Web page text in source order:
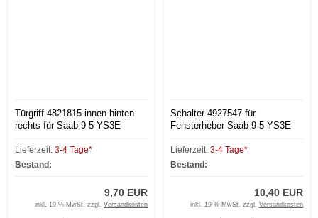
Türgriff 4821815 innen hinten
rechts für Saab 9-5 YS3E
Lieferzeit: 3-4 Tage*
Bestand:
9,70 EUR
inkl. 19 % MwSt. zzgl. Versandkosten
Schalter 4927547 für
Fensterheber Saab 9-5 YS3E
Lieferzeit: 3-4 Tage*
Bestand:
10,40 EUR
inkl. 19 % MwSt. zzgl. Versandkosten